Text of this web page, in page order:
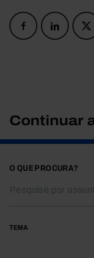
Continuar
O QUE PROCURA?
TEMA